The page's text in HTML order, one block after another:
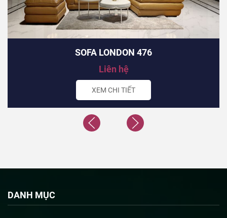
SOFA LONDON 476
Liên hệ
XEM CHI TIẾT
DANH MỤC